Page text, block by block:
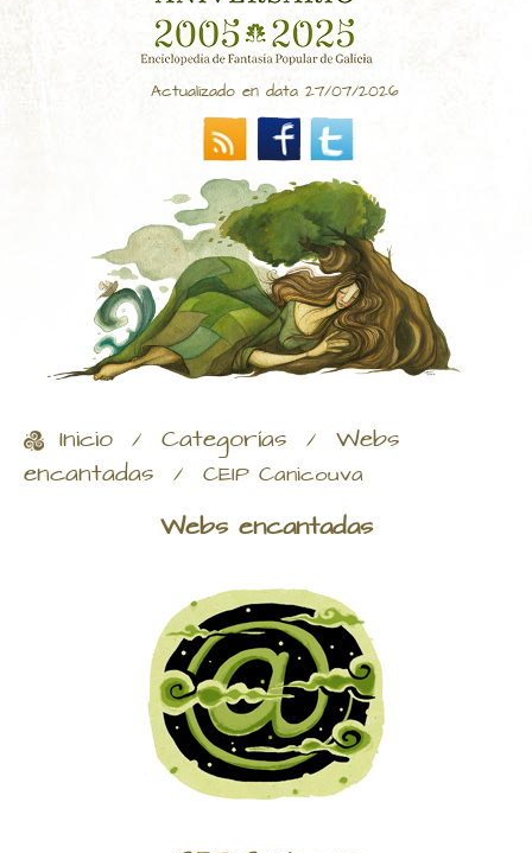
Actualizado en data 27/07/2026
Inicio / Categorías / Webs
encantadas / CEIP Canicouva
Webs encantadas